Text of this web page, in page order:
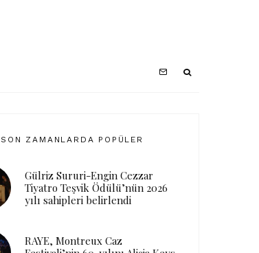
SON ZAMANLARDA POPÜLER
Gülriz Sururi-Engin Cezzar
Tiyatro Teşvik Ödülü’nün 2026
yılı sahipleri belirlendi
RAYE, Montreux Caz